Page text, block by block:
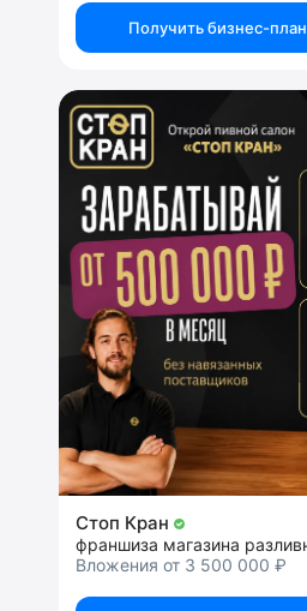
Получить бизнес-план
Стоп Кран
Вложения от 3 500 000 ₽